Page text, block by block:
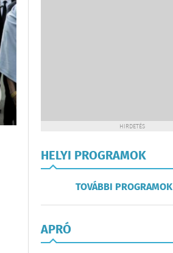
HIRDETÉS
HELYI PROGRAMOK
TOVÁBBI PROGRAMOK
APRÓ